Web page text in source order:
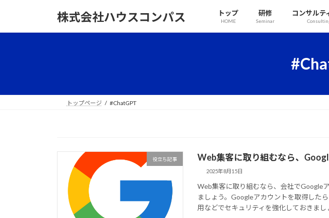
株式会社ハウスコンパス トップ
HOME
研修
Seminar
コンサルテ
トップページ #ChatGPT
役立ち記事 Web集客に取り組むなら、
2025年8月15日
Web集客に取り組むなら、会社でGoogle
ましょう。Googleアカウントを取得した
用などでセキュリティを強化しておきまし